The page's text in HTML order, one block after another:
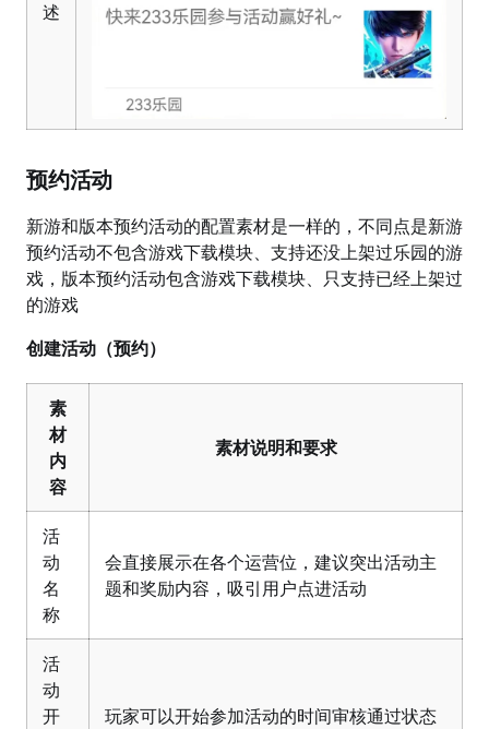
述
预约活动
新游和版本预约活动的配置素材是一样的，不同点是新游
预约活动不包含游戏下载模块、支持还没上架过乐园的游
戏，版本预约活动包含游戏下载模块、只支持已经上架过
的游戏
创建活动（预约）
素
材
内
容
素材说明和要求
活
动
名
称
会直接展示在各个运营位，建议突出活动主
题和奖励内容，吸引用户点进活动
活
动
开
玩家可以开始参加活动的时间审核通过状态